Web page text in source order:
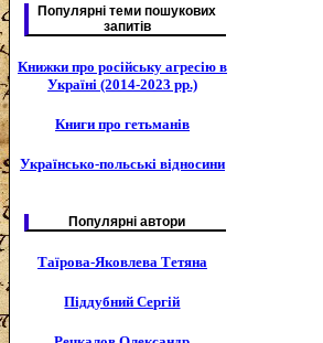
Популярні теми пошукових
запитів
Книжки про російську агресію в
Україні (2014-2023 рр.)
Книги про гетьманів
Українсько-польські відносини
Популярні автори
Таїрова-Яковлева Тетяна
Піддубний Сергій